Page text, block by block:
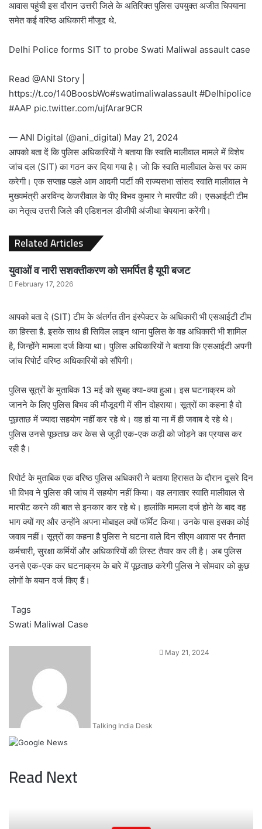
आवास पहुंची इस दौरान उत्तरी जिले के अतिरिक्त पुलिस उपयुक्त अजीत चिपयाना
समेत कई वरिष्ठ अधिकारी मौजूद थे.
Delhi Police forms SIT to probe Swati Maliwal assault case
Read @ANI Story |
https://t.co/140BoosbWo#swatimaliwalassault #Delhipolice
#AAP pic.twitter.com/ujfArar9CR
— ANI Digital (@ani_digital) May 21, 2024
आपको बता दें कि पुलिस अधिकारियों ने बताया कि स्वाति मालीवाल मामले में विशेष
जांच दल (SIT) का गठन कर दिया गया है। जो कि स्वाति मालीवाल केस पर काम
करेगी। एक सप्ताह पहले आम आदमी पार्टी की राज्यसभा सांसद स्वाति मालीवाल ने
मुख्यमंत्री अरविन्द केजरीवाल के पीए विभव कुमार ने मारपीट की। एसआईटी टीम
का नेतृत्व उत्तरी जिले की एडिशनल डीजीपी अंजीथा चेपयाना करेंगी।
Related Articles
युवाओं व नारी सशक्तीकरण को समर्पित है यूपी बजट
February 17, 2026
आपको बता दे (SIT) टीम के अंतर्गत तीन इंस्पेक्टर के अधिकारी भी एसआईटी टीम
का हिस्सा है. इसके साथ ही सिविल लाइन थाना पुलिस के वह अधिकारी भी शामिल
है, जिन्होंने मामला दर्ज किया था। पुलिस अधिकारियों ने बताया कि एसआईटी अपनी
जांच रिपोर्ट वरिष्ठ अधिकारियों को सौंपेगी।
पुलिस सूत्रों के मुताबिक 13 मई को सुबह क्या-क्या हुआ। इस घटनाक्रम को
जानने के लिए पुलिस बिभव की मौजूदगी में सीन दोहराया। सूत्रों का कहना है वो
पूछताछ में ज्यादा सहयोग नहीं कर रहे थे। वह हां या ना में ही जवाब दे रहे थे।
पुलिस उनसे पूछताछ कर केस से जुड़ी एक-एक कड़ी को जोड़ने का प्रयास कर
रही है।
रिपोर्ट के मुताबिक एक वरिष्ठ पुलिस अधिकारी ने बताया हिरासत के दौरान दूसरे दिन
भी विभव ने पुलिस की जांच में सहयोग नहीं किया। वह लगातार स्वाति मालीवाल से
मारपीट करने की बात से इनकार कर रहे थे। हालांकि मामला दर्ज होने के बाद वह
भाग क्यों गए और उन्होंने अपना मोबाइल क्यों फॉर्मेट किया। उनके पास इसका कोई
जवाब नहीं। सूत्रों का कहना है पुलिस ने घटना वाले दिन सीएम आवास पर तैनात
कर्मचारी, सुरक्षा कर्मियों और अधिकारियों की लिस्ट तैयार कर ली है। अब पुलिस
उनसे एक-एक कर घटनाक्रम के बारे में पूछताछ करेगी पुलिस ने सोमवार को कुछ
लोगों के बयान दर्ज किए हैं।
Tags
Swati Maliwal Case
Talking India Desk
SendMay 21, 2024
Read Next